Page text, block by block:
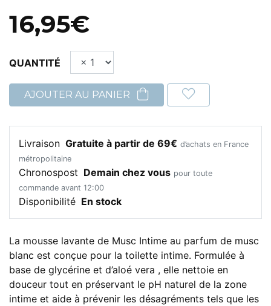
16,95€
QUANTITÉ
AJOUTER AU PANIER
Livraison Gratuite à partir de 69€ d’achats en France
métropolitaine
Chronospost Demain chez vous pour toute
commande avant 12:00
Disponibilité En stock
La mousse lavante de Musc Intime au parfum de musc
blanc est conçue pour la toilette intime. Formulée à
base de glycérine et d’aloé vera , elle nettoie en
douceur tout en préservant le pH naturel de la zone
intime et aide à prévenir les désagréments tels que les